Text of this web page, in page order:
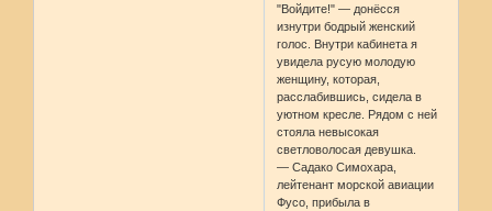
"Войдите!" — донёсся
изнутри бодрый женский
голос. Внутри кабинета я
увидела русую молодую
женщину, которая,
расслабившись, сидела в
уютном кресле. Рядом с ней
стояла невысокая
светловолосая девушка.
— Садако Симохара,
лейтенант морской авиации
Фусо, прибыла в